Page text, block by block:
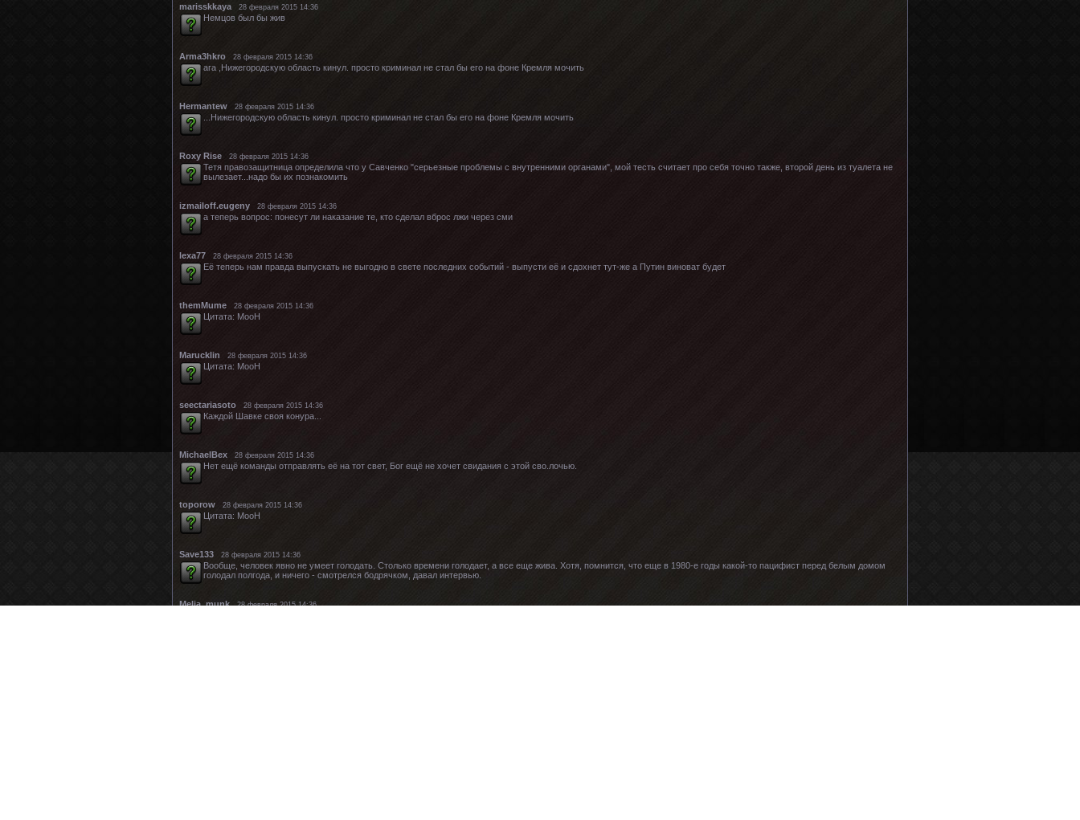
marisskkaya 28 февраля 2015 14:36
Немцов был бы жив
Arma3hkro 28 февраля 2015 14:36
ага ,Нижегородскую область кинул. просто криминал не стал бы его на фоне Кремля мочить
Hermantew 28 февраля 2015 14:36
...Нижегородскую область кинул. просто криминал не стал бы его на фоне Кремля мочить
Roxy Rise 28 февраля 2015 14:36
Тетя правозащитница определила что у Савченко "серьезные проблемы с внутренними органами", мой тесть считает про себя точно также, второй день из туалета не
вылезает...надо бы их познакомить
izmailoff.eugeny 28 февраля 2015 14:36
а теперь вопрос: понесут ли наказание те, кто сделал вброс лжи через сми
lexa77 28 февраля 2015 14:36
Её теперь нам правда выпускать не выгодно в свете последних событий - выпусти её и сдохнет тут-же а Путин виноват будет
themMume 28 февраля 2015 14:36
Цитата: MooH
Marucklin 28 февраля 2015 14:36
Цитата: MooH
seectariasoto 28 февраля 2015 14:36
Каждой Шавке своя конура...
MichaelBex 28 февраля 2015 14:36
Нет ещё команды отправлять её на тот свет, Бог ещё не хочет свидания с этой сво.лочью.
toporow 28 февраля 2015 14:36
Цитата: MooH
Save133 28 февраля 2015 14:36
Вообще, человек явно не умеет голодать. Столько времени голодает, а все еще жива. Хотя, помнится, что еще в 1980-е годы какой-то пацифист перед белым домом
голодал полгода, и ничего - смотрелся бодрячком, давал интервью.
Melia_munk 28 февраля 2015 14:36